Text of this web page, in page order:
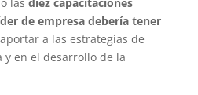
de empresa debería tener
a las estrategias de
en el desarrollo de la